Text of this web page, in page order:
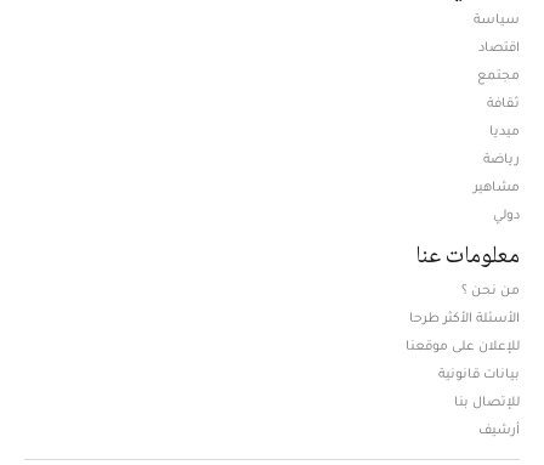
سياسة
اقتصاد
مجتمع
ثقافة
ميديا
رياضة
مشاهير
دولي
معلومات عنا
من نحن ؟
الأسئلة الأكثر طرحا
للإعلان على موقعنا
بيانات قانونية
للإتصال بنا
أرشيف